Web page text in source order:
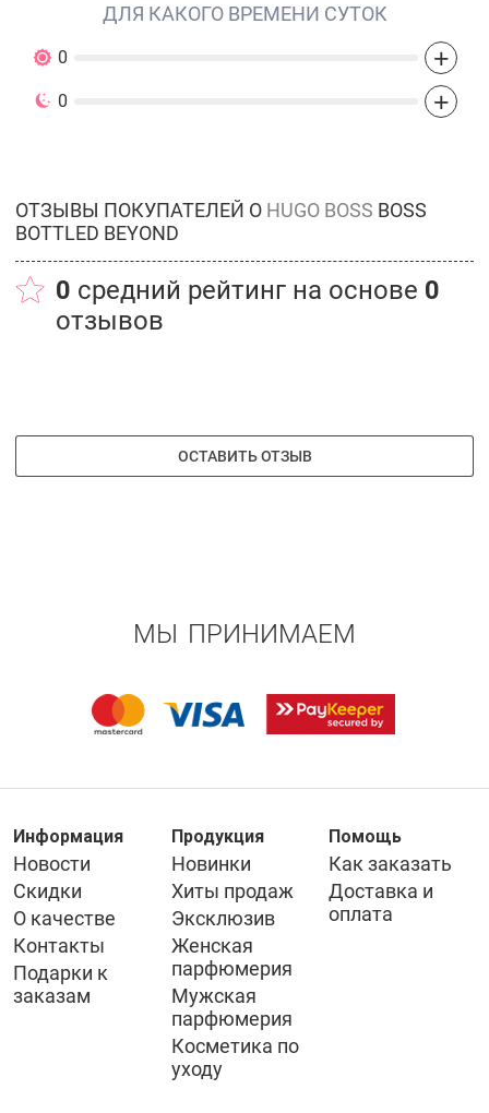
ДЛЯ КАКОГО ВРЕМЕНИ СУТОК
0 +
0 +
ОТЗЫВЫ ПОКУПАТЕЛЕЙ О HUGO BOSS BOSS
BOTTLED BEYOND
0 средний рейтинг на основе 0
отзывов
ОСТАВИТЬ ОТЗЫВ
МЫ ПРИНИМАЕМ
Информация
Новости
Скидки
О качестве
Контакты
Подарки к
заказам
Продукция
Новинки
Хиты продаж
Эксклюзив
Женская
парфюмерия
Мужская
парфюмерия
Косметика по
уходу
Помощь
Как заказать
Доставка и
оплата